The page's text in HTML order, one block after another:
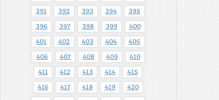
391 392 393 394 395
396 397 398 399 400
401 402 403 404 405
406 407 408 409 410
411 412 413 414 415
416 417 418 419 420